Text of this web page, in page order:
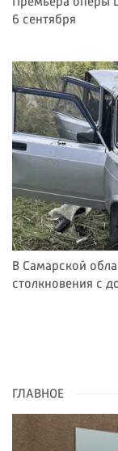
6 сентября
В Самарской
столкновения с
ГЛАВНОЕ